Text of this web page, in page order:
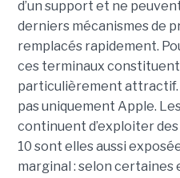
d’un support et ne
derniers mécanismes de
remplacés rapidement.
ces terminaux constituent
particulièrement attractif.
pas uniquement Apple.
continuent d’exploiter
10 sont elles aussi
marginal : selon certaines